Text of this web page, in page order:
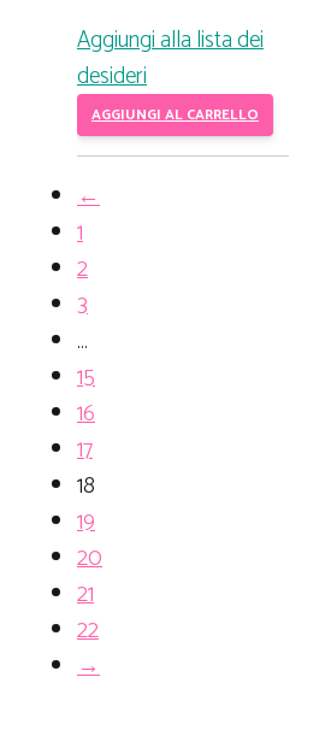
Aggiungi alla lista dei
desideri
AGGIUNGI AL CARRELLO
←
1
2
3
…
15
16
17
18
19
20
21
22
→